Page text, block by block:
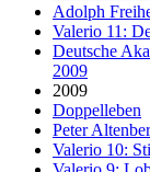
Adolph
Valerio 11:
Deutsche
2009
2009
Doppelleben
Peter
Valerio 10: